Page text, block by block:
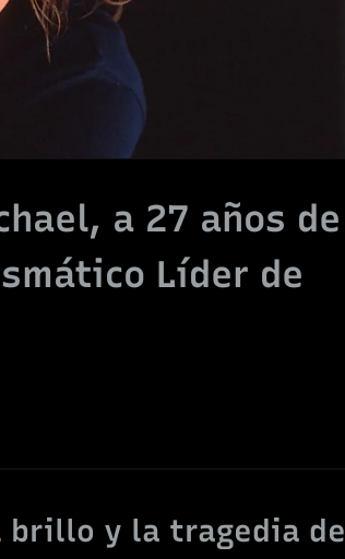
a 27 años de
Líder de
brillo y la tragedia de